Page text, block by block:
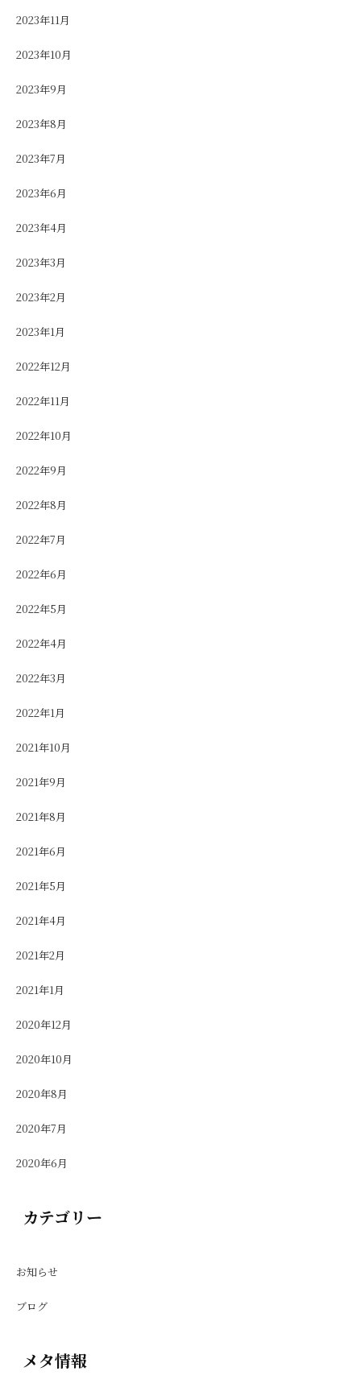
2023年11月
2023年10月
2023年9月
2023年8月
2023年7月
2023年6月
2023年4月
2023年3月
2023年2月
2023年1月
2022年12月
2022年11月
2022年10月
2022年9月
2022年8月
2022年7月
2022年6月
2022年5月
2022年4月
2022年3月
2022年1月
2021年10月
2021年9月
2021年8月
2021年6月
2021年5月
2021年4月
2021年2月
2021年1月
2020年12月
2020年10月
2020年8月
2020年7月
2020年6月
カテゴリー
お知らせ
ブログ
メタ情報